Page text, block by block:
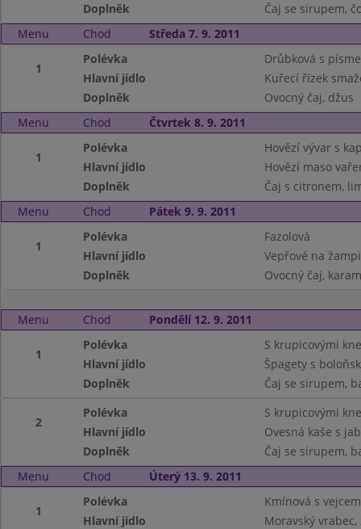
Doplněk
Čaj se sirupem,
Menu
Chod Středa 7. 9. 2011
1
Polévka
Drůbková s
Hlavní jídlo
Kuřecí řízek
Doplněk
Ovocný čaj, džus
Menu
Chod Čtvrtek 8. 9. 2011
1
Polévka
Hovězí vývar s
Hlavní jídlo
Hovězí maso
Doplněk
Čaj s citronem,
Menu
Chod Pátek 9. 9. 2011
1
Polévka
Fazolová
Hlavní jídlo
Vepřové na
Doplněk
Ovocný čaj,
Menu Chod Pondělí 12. 9. 2011
1
Polévka
S krupicovými
Hlavní jídlo
Špagety s
Doplněk
Čaj se sirupem,
2
Polévka
S krupicovými
Hlavní jídlo
Ovesná kaše s
Doplněk
Čaj se sirupem,
Menu
Chod Úterý 13. 9. 2011
1
Polévka
Kmínová s vejcem
Hlavní jídlo
Moravský